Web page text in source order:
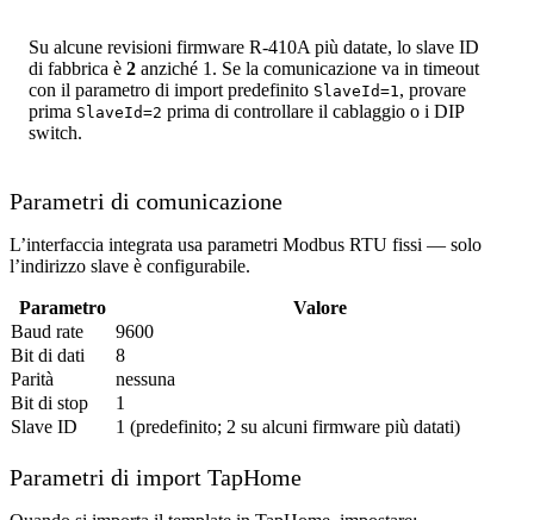
Su alcune revisioni firmware R-410A più datate, lo slave ID
di fabbrica è 2 anziché 1. Se la comunicazione va in timeout
con il parametro di import predefinito SlaveId=1, provare
prima SlaveId=2 prima di controllare il cablaggio o i DIP
switch.
Parametri di comunicazione
L’interfaccia integrata usa parametri Modbus RTU fissi — solo
l’indirizzo slave è configurabile.
Parametro
Valore
Baud rate
9600
Bit di dati
8
Parità
nessuna
Bit di stop
1
Slave ID
1 (predefinito; 2 su alcuni firmware più datati)
Parametri di import TapHome